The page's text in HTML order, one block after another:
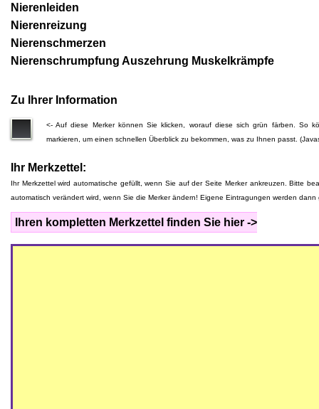
Nierenleiden
Nierenreizung
Nierenschmerzen
Nierenschrumpfung Auszehrung Muskelkrämpfe
Zu Ihrer Information
<- Auf diese Merker können Sie klicken, worauf diese sich grün färben. So
markieren, um einen schnellen Überblick zu bekommen, was zu Ihnen passt.
Ihr Merkzettel:
Ihr Merkzettel wird automatische gefüllt, wenn Sie auf der Seite Merker ankreuzen. Bitte
automatisch verändert wird, wenn Sie die Merker ändern! Eigene Eintragungen werden dann
Ihren kompletten Merkzettel finden Sie hier ->